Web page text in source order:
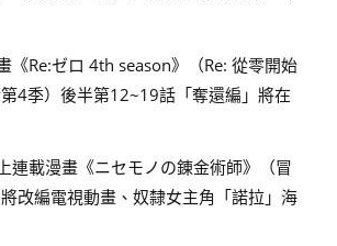
《Re:ゼロ 4th season》（Re: 從零開始
4季）後半第12~19話「奪還編」將在
連載漫畫《ニセモノの錬金術師》（冒
改編電視動畫、奴隸女主角「諾拉」海